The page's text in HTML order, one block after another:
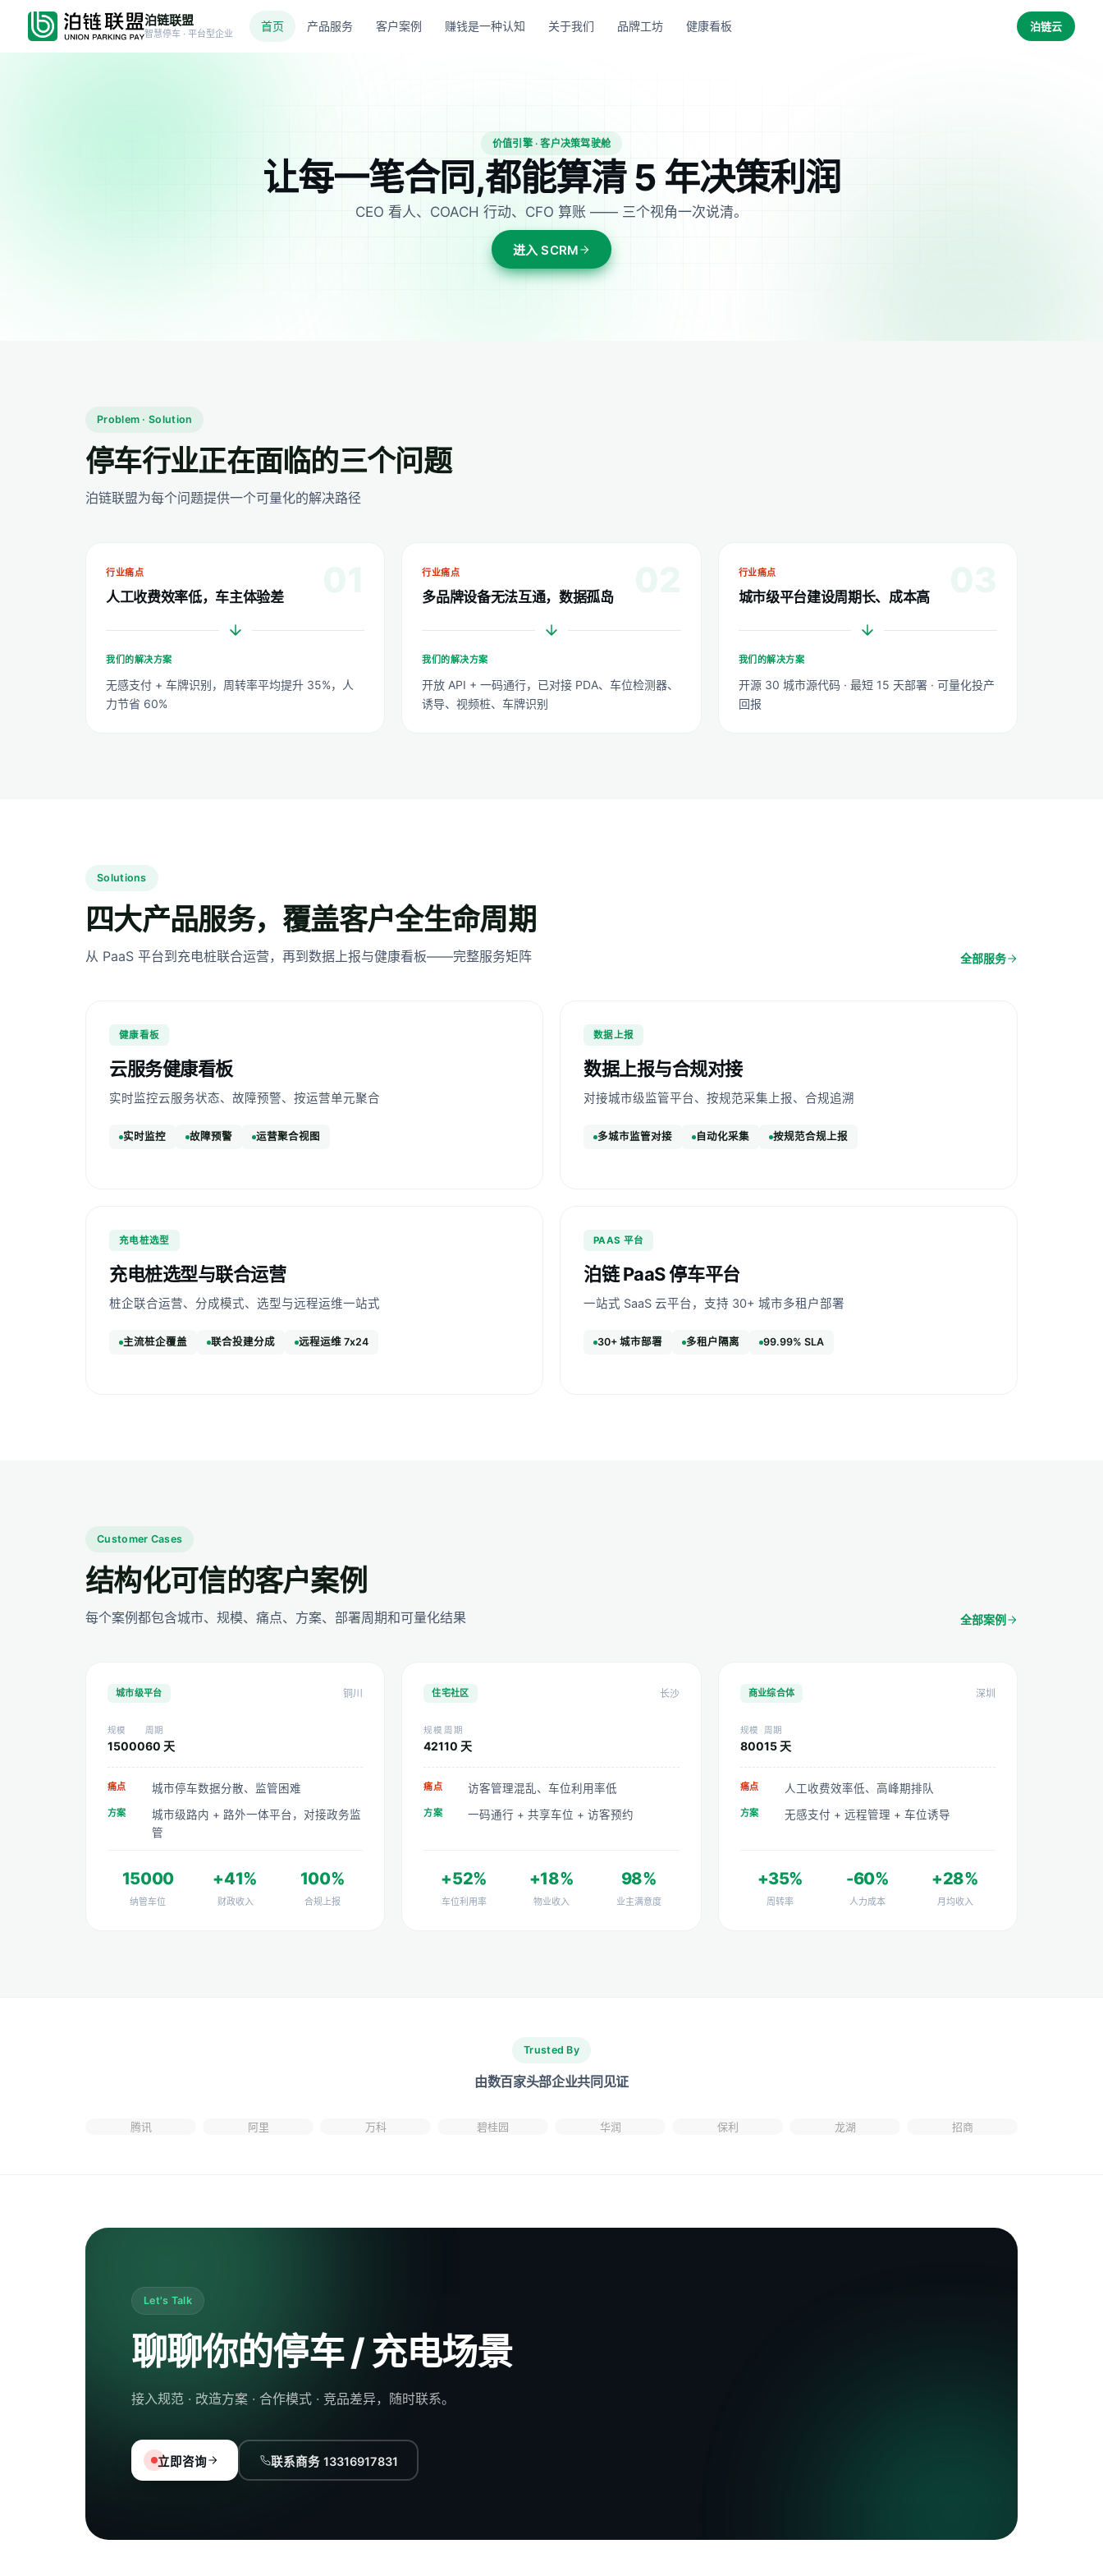
泊链联盟
智慧停车 · 平台型企业
首页 产品服务 客户案例 赚钱是一种认知 关于我们 品牌工坊 健康看板 泊链云
价值引擎 · 客户决策驾驶舱
让每一笔合同,都能算清 5 年决策利润
CEO 看人、COACH 行动、CFO 算账 —— 三个视角一次说清。
进入 SCRM
Problem · Solution
停车行业正在面临的三个问题
泊链联盟为每个问题提供一个可量化的解决路径
行业痛点
人工收费效率低，车主体验差
我们的解决方案
无感支付 + 车牌识别，周转率平均提升 35%，人
力节省 60%
行业痛点
多品牌设备无法互通，数据孤岛
我们的解决方案
开放 API + 一码通行，已对接 PDA、车位检测器、
诱导、视频桩、车牌识别
行业痛点
城市级平台建设周期长、成本高
我们的解决方案
开源 30 城市源代码 · 最短 15 天部署 · 可量化投产
回报
Solutions
四大产品服务，覆盖客户全生命周期
从 PaaS 平台到充电桩联合运营，再到数据上报与健康看板——完整服务矩阵 全部服务
健康看板
云服务健康看板
实时监控云服务状态、故障预警、按运营单元聚合
实时监控 故障预警 运营聚合视图
数据上报
数据上报与合规对接
对接城市级监管平台、按规范采集上报、合规追溯
多城市监管对接 自动化采集 按规范合规上报
充电桩选型
充电桩选型与联合运营
桩企联合运营、分成模式、选型与远程运维一站式
主流桩企覆盖 联合投建分成 远程运维 7x24
PAAS 平台
泊链 PaaS 停车平台
一站式 SaaS 云平台，支持 30+ 城市多租户部署
30+ 城市部署 多租户隔离 99.99% SLA
Customer Cases
结构化可信的客户案例
每个案例都包含城市、规模、痛点、方案、部署周期和可量化结果 全部案例
城市级平台 铜川
规模
15000
周期
60 天
痛点 城市停车数据分散、监管困难
方案
城市级路内 + 路外一体平台，对接政务监
管
15000
纳管车位
+41%
财政收入
100%
合规上报
住宅社区 长沙
规模
421
周期
10 天
痛点 访客管理混乱、车位利用率低
方案 一码通行 + 共享车位 + 访客预约
+52%
车位利用率
+18%
物业收入
98%
业主满意度
商业综合体 深圳
规模
800
周期
15 天
痛点 人工收费效率低、高峰期排队
方案 无感支付 + 远程管理 + 车位诱导
+35%
周转率
-60%
人力成本
+28%
月均收入
Trusted By
由数百家头部企业共同见证
腾讯 阿里 万科 碧桂园 华润 保利 龙湖 招商
Let's Talk
聊聊你的停车 / 充电场景
接入规范 · 改造方案 · 合作模式 · 竞品差异，随时联系。
立即咨询 联系商务 13316917831